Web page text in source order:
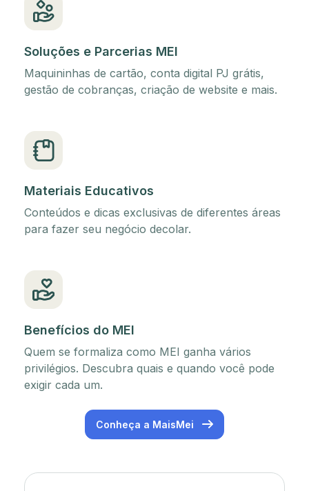
Soluções e Parcerias MEI
Maquininhas de cartão, conta digital PJ grátis,
gestão de cobranças, criação de website e mais.
Materiais Educativos
Conteúdos e dicas exclusivas de diferentes áreas
para fazer seu negócio decolar.
Benefícios do MEI
Quem se formaliza como MEI ganha vários
privilégios. Descubra quais e quando você pode
exigir cada um.
Conheça a MaisMei